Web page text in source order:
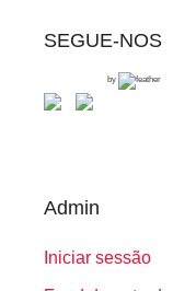
SEGUE-NOS
by
Admin
Iniciar sessão